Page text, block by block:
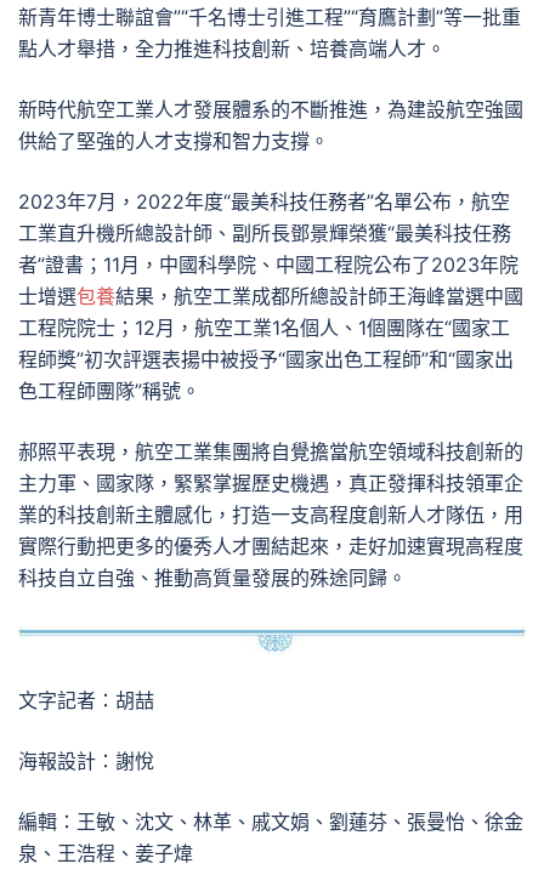
新青年博士聯誼會”“千名博士引進工程”“育鷹計劃”等一批重
點人才舉措，全力推進科技創新、培養高端人才。
新時代航空工業人才發展體系的不斷推進，為建設航空強國
供給了堅強的人才支撐和智力支撐。
2023年7月，2022年度“最美科技任務者”名單公布，航空
工業直升機所總設計師、副所長鄧景輝榮獲“最美科技任務
者”證書；11月，中國科學院、中國工程院公布了2023年院
士增選包養結果，航空工業成都所總設計師王海峰當選中國
工程院院士；12月，航空工業1名個人、1個團隊在“國家工
程師獎”初次評選表揚中被授予“國家出色工程師”和“國家出
色工程師團隊”稱號。
郝照平表現，航空工業集團將自覺擔當航空領域科技創新的
主力軍、國家隊，緊緊掌握歷史機遇，真正發揮科技領軍企
業的科技創新主體感化，打造一支高程度創新人才隊伍，用
實際行動把更多的優秀人才團結起來，走好加速實現高程度
科技自立自強、推動高質量發展的殊途同歸。
文字記者：胡喆
海報設計：謝悅
編輯：王敏、沈文、林革、戚文娟、劉蓮芬、張曼怡、徐金
泉、王浩程、姜子煒